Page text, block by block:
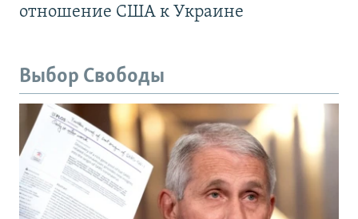
отношение США к Украине
Выбор Свободы